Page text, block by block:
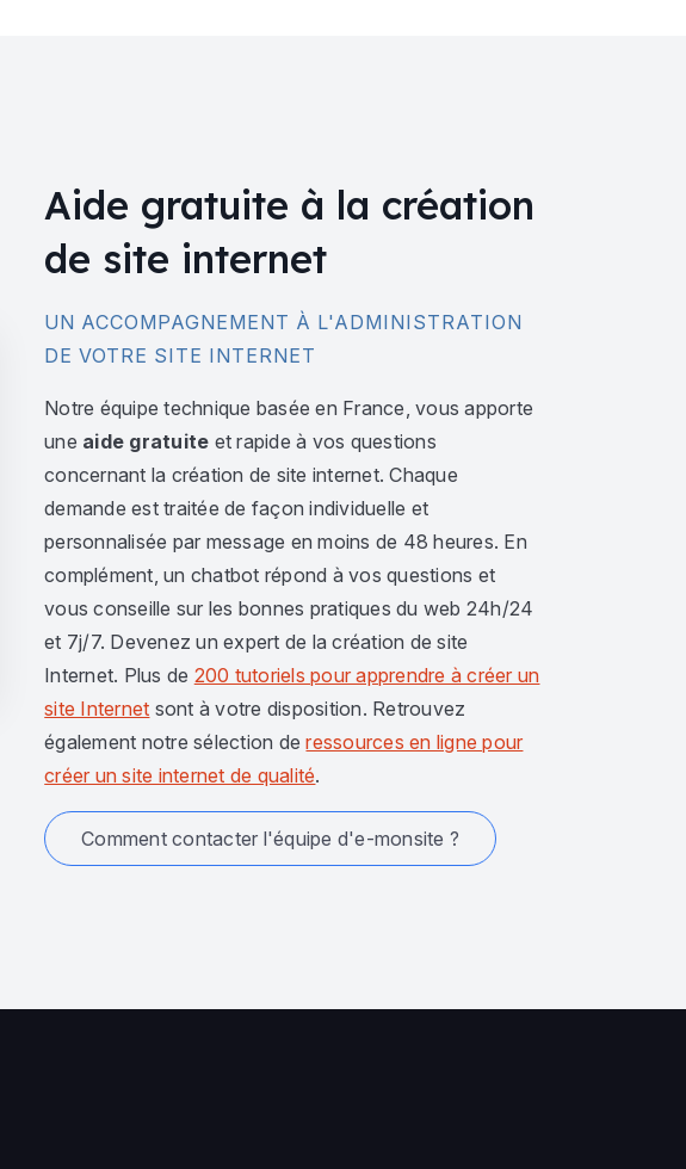
Aide gratuite à la création
de site internet
UN ACCOMPAGNEMENT À L'ADMINISTRATION
DE VOTRE SITE INTERNET
Notre équipe technique basée en France, vous apporte
une aide gratuite et rapide à vos questions
concernant la création de site internet. Chaque
demande est traitée de façon individuelle et
personnalisée par message en moins de 48 heures. En
complément, un chatbot répond à vos questions et
vous conseille sur les bonnes pratiques du web 24h/24
et 7j/7. Devenez un expert de la création de site
Internet. Plus de 200 tutoriels pour apprendre à créer un
site Internet sont à votre disposition. Retrouvez
également notre sélection deressources en ligne pour
créer un site internet de qualité.
Comment contacter l'équipe d'e-monsite ?